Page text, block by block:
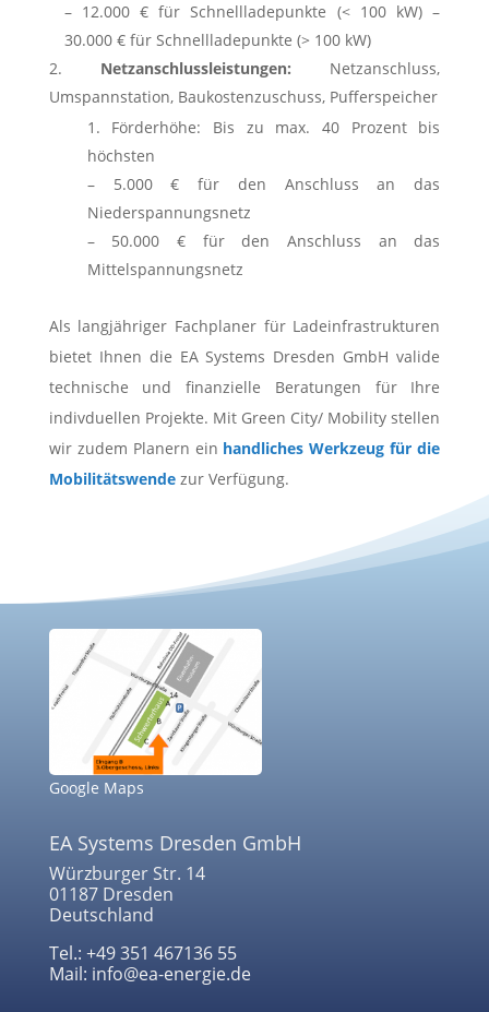
– 12.000 € für Schnellladepunkte (< 100 kW) –
30.000 € für Schnellladepunkte (> 100 kW)
Netzanschlussleistungen: Netzanschluss,
Umspannstation, Baukostenzuschuss, Pufferspeicher
Förderhöhe: Bis zu max. 40 Prozent bis
höchsten
– 5.000 € für den Anschluss an das
Niederspannungsnetz
– 50.000 € für den Anschluss an das
Mittelspannungsnetz
Als langjähriger Fachplaner für Ladeinfrastrukturen
bietet Ihnen die EA Systems Dresden GmbH valide
technische und finanzielle Beratungen für Ihre
indivduellen Projekte. Mit Green City/ Mobility stellen
wir zudem Planern ein handliches Werkzeug für die
Mobilitätswende zur Verfügung.
Google Maps
EA Systems Dresden GmbH
Würzburger Str. 14
01187 Dresden
Deutschland
Tel.: +49 351 467136 55
Mail: info@ea-energie.de